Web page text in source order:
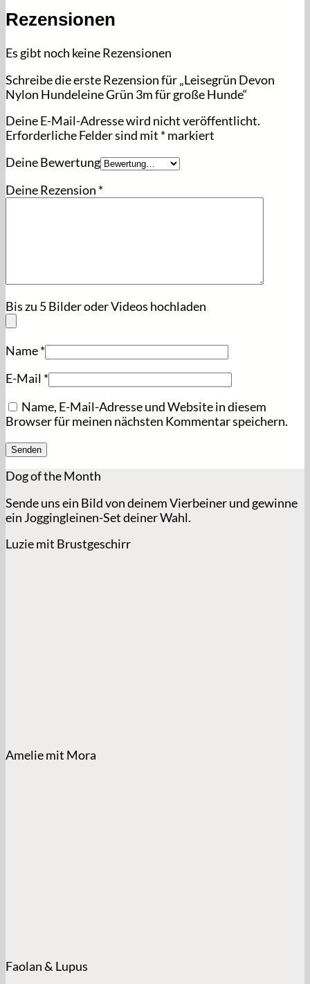
Rezensionen
Es gibt noch keine Rezensionen
Schreibe die erste Rezension für „Leisegrün Devon
Nylon Hundeleine Grün 3m für große Hunde“
Deine E-Mail-Adresse wird nicht veröffentlicht.
Erforderliche Felder sind mit *markiert
Deine Bewertung
Deine Rezension *
Bis zu 5 Bilder oder Videos hochladen
Name*
E-Mail *
Name, E-Mail-Adresse und Website in diesem
Browser für meinen nächsten Kommentar speichern.
Dog of the Month
Sende uns ein Bild von deinem Vierbeiner und gewinne
ein Joggingleinen-Set deiner Wahl.
Luzie mit Brustgeschirr
Amelie mit Mora
Faolan & Lupus